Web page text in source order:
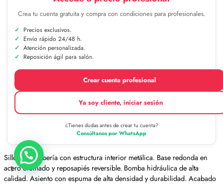
Crea tu cuenta gratuita y compra con condiciones para profesionales.
Precios exclusivos.
Envío rápido 24/48 h.
Atención personalizada.
Reposición ágil para salón.
Crear cuenta profesional
Ya soy cliente, iniciar sesión
¿Tienes dudas antes de crear tu cuenta?
Consúltanos por WhatsApp
Sillón de barbería con estructura interior metálica. Base redonda en
acero cromado y reposapiés reversible. Bomba hidráulica de alta
calidad. Asiento con espuma de alta densidad y durabilidad. Acabado
1